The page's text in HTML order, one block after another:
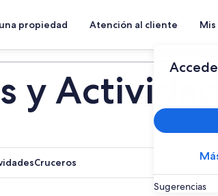
propiedad Atención al cliente Mis
Sugerencias
y
Cruceros